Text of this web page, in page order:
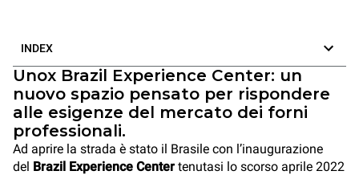
INDEX
Unox Brazil Experience Center: un
nuovo spazio pensato per rispondere
alle esigenze del mercato dei forni
professionali.
Ad aprire la strada è stato il Brasile con l’inaugurazione
del Brazil Experience Center tenutasi lo scorso aprile 2022